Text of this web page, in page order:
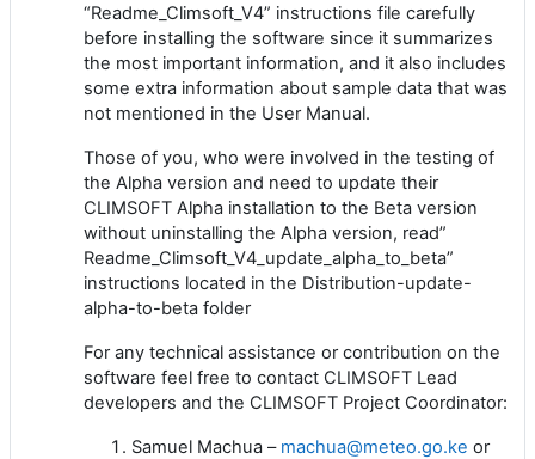
“Readme_Climsoft_V4” instructions file carefully
before installing the software since it summarizes
the most important information, and it also includes
some extra information about sample data that was
not mentioned in the User Manual.
Those of you, who were involved in the testing of
the Alpha version and need to update their
CLIMSOFT Alpha installation to the Beta version
without uninstalling the Alpha version, read”
Readme_Climsoft_V4_update_alpha_to_beta”
instructions located in the Distribution-update-
alpha-to-beta folder
For any technical assistance or contribution on the
software feel free to contact CLIMSOFT Lead
developers and the CLIMSOFT Project Coordinator:
Samuel Machua – machua@meteo.go.ke or